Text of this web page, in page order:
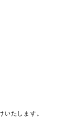
たします。